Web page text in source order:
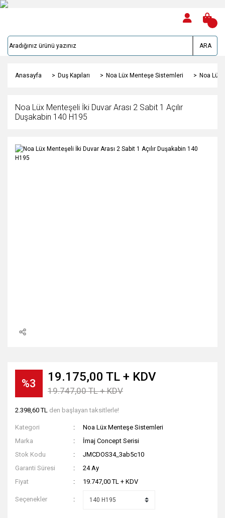
ARA
Anasayfa Duş Kapıları Noa Lüx Menteşe Sistemleri Noa Lüx
Noa Lüx Menteşeli İki Duvar Arası 2 Sabit 1 Açılır
Duşakabin 140 H195
%3 19.175,00 TL + KDV
19.747,00 TL + KDV
2.398,60 TL den başlayan taksitlerle!
Kategori
Noa Lüx Menteşe Sistemleri
Marka
İmaj Concept Serisi
Stok Kodu
JMCDOS34_3ab5c10
Garanti Süresi
24 Ay
Fiyat
19.747,00 TL + KDV
Seçenekler